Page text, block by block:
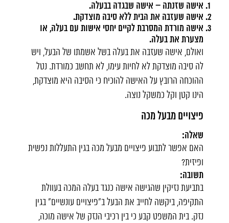
אישה שזנתה – אישה שבגדה בבעלה.
אישה שעזבה את הבית ללא סיבה מוצדקת.
אישה מורדת המסרבת לקיים יחסי אישות עם בעלה, או
מצערת את בעלה.
ואולם, אישה שעזבה את בעלה בשל אשמתו של הבעל, ויש
לה סיבה מוצדקת לא לחיות עימו, לא תחשב כמורדת. נטל
ההוכחה הרובץ על האישה להוכיח כי הסיבה היא מוצדקת,
הינו קטן וקל כמשקל נוצה.
פיצויים מבעל מכה
שאלה:
האם אפשר לתבוע פיצויים מבעל מכה בגין התעללות נפשית
ופיזית?
תשובה:
בתביעת נזיקין שהגישה אישה כנגד בעלה המכה בעוולת
התקיפה, ביקשה לחייב את הבעל ב"פיצויים עונשיים" בגין
נזק. בית המשפט קבע כי בין רכיבי הנזק של אישה מוכה,